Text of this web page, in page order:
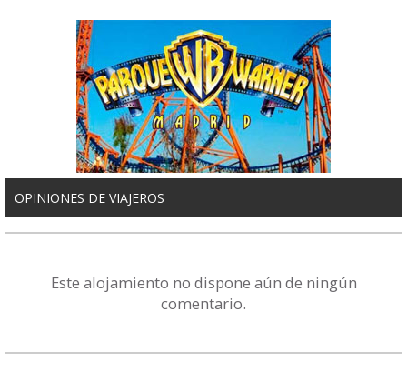
OPINIONES DE VIAJEROS
Este alojamiento no dispone aún de ningún
comentario.